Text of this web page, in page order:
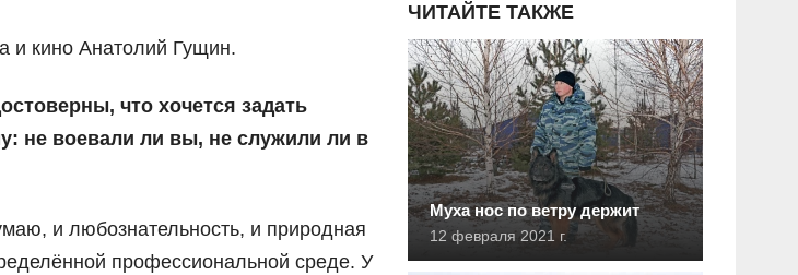
и кино Анатолий Гущин.
что хочется задать
не воевали ли вы, не служили ли в
и любознательность, и природная
профессиональной среде. У
ЧИТАЙТЕ ТАКЖЕ
Муха нос по ветру держит
12 февраля 2021 г.